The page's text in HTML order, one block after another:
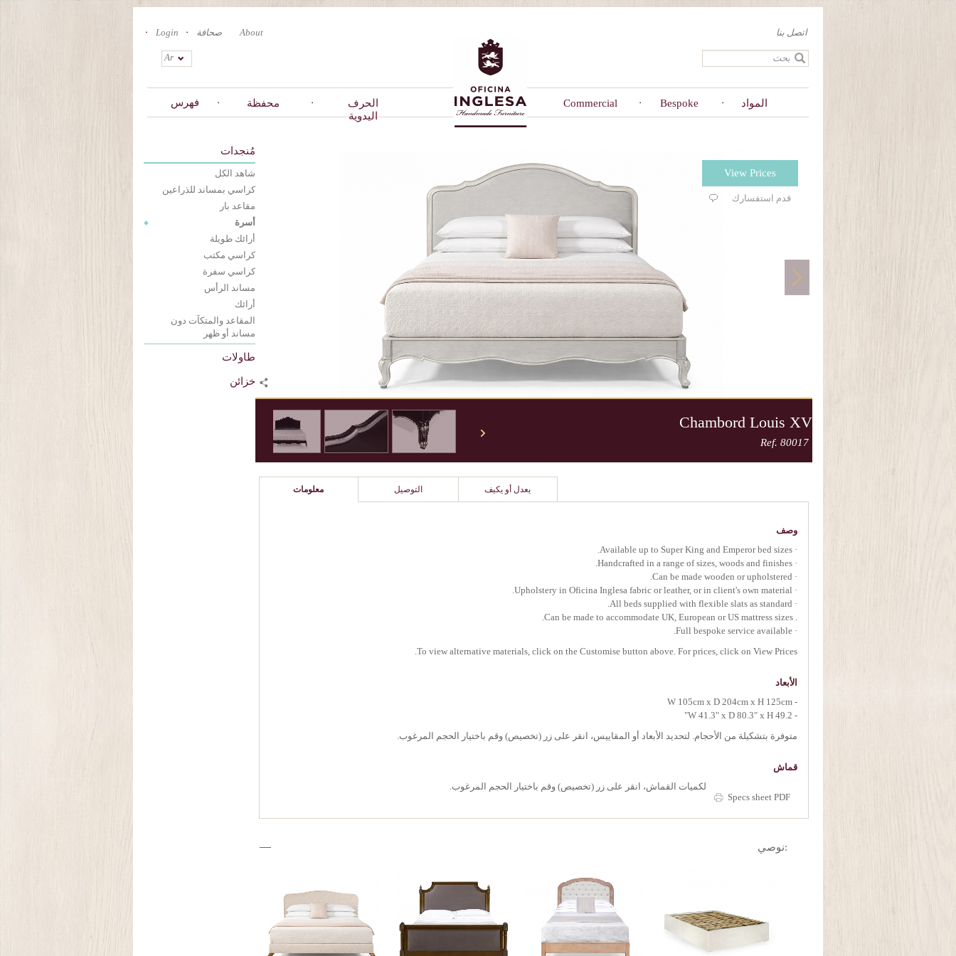
About صحافة Login اتصل بنا
Ar
فهرس محفظة
الحرف
اليدوية
Commercial Bespoke المواد
مُنجدات
شاهد الكل
كراسي بمساند للذراعين
مقاعد بار
أسرة
أرائك طويلة
كراسي مكتب
كراسي سفرة
مساند الرأس
أرائك
المقاعد والمتكآت دون
مساند أو ظهر
طاولات
خزائن
View Prices
قدم استفسارك
Chambord Louis XV
Ref. 80017
معلومات التوصيل يعدل أو يكيف
وصف
· Available up to Super King and Emperor bed sizes.
· Handcrafted in a range of sizes, woods and finishes.
· Can be made wooden or upholstered.
· Upholstery in Oficina Inglesa fabric or leather, or in client's own material.
· All beds supplied with flexible slats as standard.
. Can be made to accommodate UK, European or US mattress sizes.
· Full bespoke service available.
To view alternative materials, click on the Customise button above. For prices, click on View Prices.
الأبعاد
- W 105cm x D 204cm x H 125cm
- W 41.3" x D 80.3" x H 49.2"
متوفرة بتشكيلة من الأحجام. لتحديد الأبعاد أو المقاييس، انقر على زر (تخصيص) وقم باختيار الحجم المرغوب.
قماش
لكميات القماش، انقر على زر (تخصيص) وقم باختيار الحجم المرغوب.
Specs sheet PDF
:نوصي